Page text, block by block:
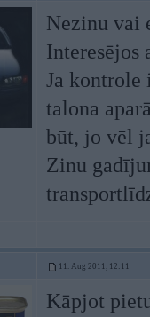
Nezinu vai
Interesējos
Ja kontrole
talona
būt, jo vēl
Zinu
11. Aug 2011, 12:11
Kāpjot